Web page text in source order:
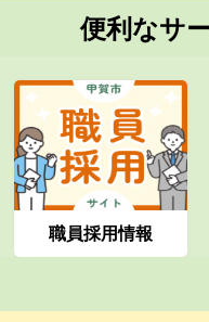
便利なサ
職員採用情報